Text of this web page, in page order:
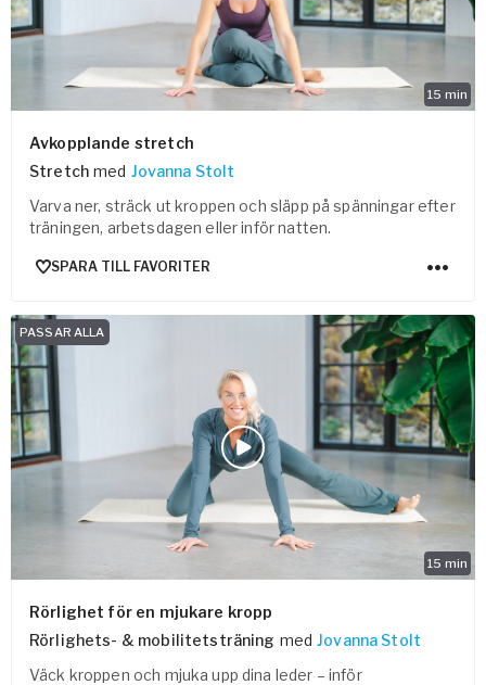
15 min
Avkopplande stretch
Stretch med Jovanna Stolt
Varva ner, sträck ut kroppen och släpp på spänningar efter
träningen, arbetsdagen eller inför natten.
SPARA TILL FAVORITER
15 min
PASSAR ALLA
Rörlighet för en mjukare kropp
Rörlighets- & mobilitetsträning med Jovanna Stolt
Väck kroppen och mjuka upp dina leder – inför